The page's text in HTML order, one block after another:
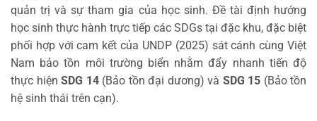
quản trị và sự tham gia của học sinh. Đề tài định hướng
học sinh thực hành trực tiếp các SDGs tại đặc khu, đặc biệt
phối hợp với cam kết của UNDP (2025) sát cánh cùng Việt
Nam bảo tồn môi trường biển nhằm đẩy nhanh tiến độ
thực hiện SDG 14(Bảo tồn đại dương) và SDG 15 (Bảo tồn
hệ sinh thái trên cạn).